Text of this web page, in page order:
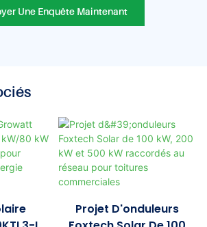
Une Enquête Maintenant
Projet D'onduleurs